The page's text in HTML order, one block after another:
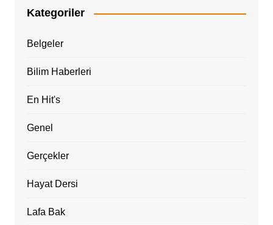
Kategoriler
Belgeler
Bilim Haberleri
En Hit's
Genel
Gerçekler
Hayat Dersi
Lafa Bak